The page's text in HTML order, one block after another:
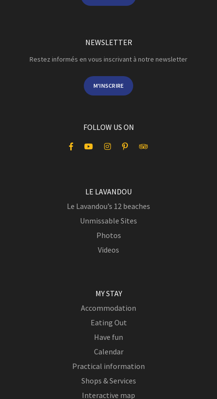
NEWSLETTER
Restez informés en vous inscrivant à notre newsletter
M'INSCRIRE
FOLLOW US ON
LE LAVANDOU
Le Lavandou’s 12 beaches
Unmissable Sites
Photos
Videos
MY STAY
Accommodation
Eating Out
Have fun
Calendar
Practical information
Shops & Services
Interactive map